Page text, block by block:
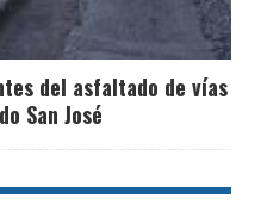
del asfaltado de vías
San José